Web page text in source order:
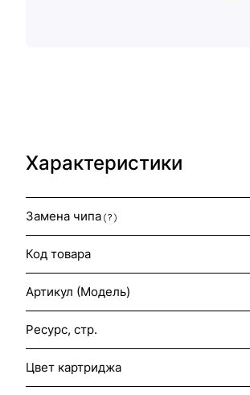
Характеристики
Замена чипа ?
Код товара
Артикул (Модель)
Ресурс, стр.
Цвет картриджа